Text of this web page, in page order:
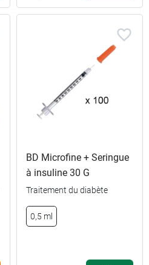
BD Microfine + Seringue
à insuline 30 G
Traitement du diabète
0,5 ml